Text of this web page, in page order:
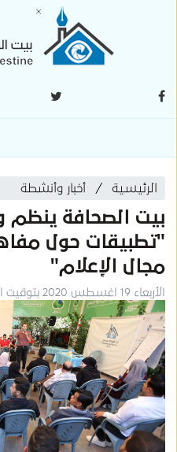
الرئيسية أخبار وأنشطة
بيت الصحافة
"تطبيقات حول
مجال الإعلام"
الأربعاء 19 اغسطس 2020 بتوقيت القدس المحتلة